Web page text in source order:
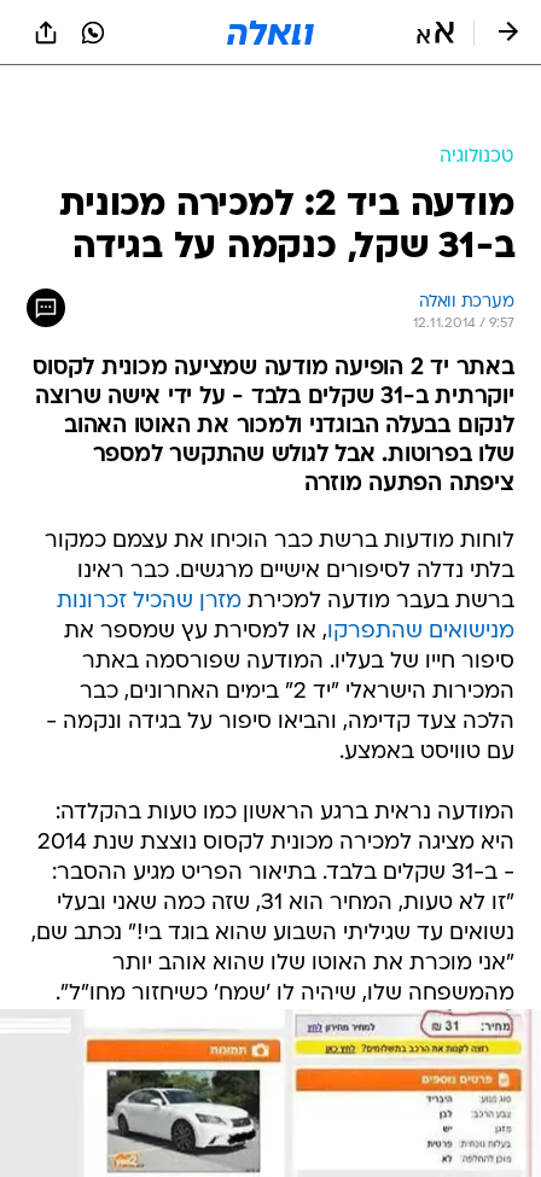
טכנולוגיה
מודעה ביד 2: למכירה מכונית
ב-31 שקל, כנקמה על בגידה
מערכת וואלה
12.11.2014 / 9:57
באתר יד 2 הופיעה מודעה שמציעה מכונית לקסוס
יוקרתית ב-31 שקלים בלבד - על ידי אישה שרוצה
לנקום בבעלה הבוגדני ולמכור את האוטו האהוב
שלו בפרוטות. אבל לגולש שהתקשר למספר
ציפתה הפתעה מוזרה
לוחות מודעות ברשת כבר הוכיחו את עצמם כמקור
בלתי נדלה לסיפורים אישיים מרגשים. כבר ראינו
ברשת בעבר מודעה למכירתמזרן שהכיל זכרונות
מנישואים שהתפרקו, או למסירת עץ שמספר את
סיפור חייו של בעליו. המודעה שפורסמה באתר
המכירות הישראלי "יד 2" בימים האחרונים, כבר
הלכה צעד קדימה, והביאו סיפור על בגידה ונקמה -
עם טוויסט באמצע.
המודעה נראית ברגע הראשון כמו טעות בהקלדה:
היא מציגה למכירה מכונית לקסוס נוצצת שנת 2014
- ב-31 שקלים בלבד. בתיאור הפריט מגיע ההסבר:
"זו לא טעות, המחיר הוא 31, שזה כמה שאני ובעלי
נשואים עד שגיליתי השבוע שהוא בוגד בי!" נכתב שם,
"אני מוכרת את האוטו שלו שהוא אוהב יותר
מהמשפחה שלו, שיהיה לו 'שמח' כשיחזור מחו"ל".